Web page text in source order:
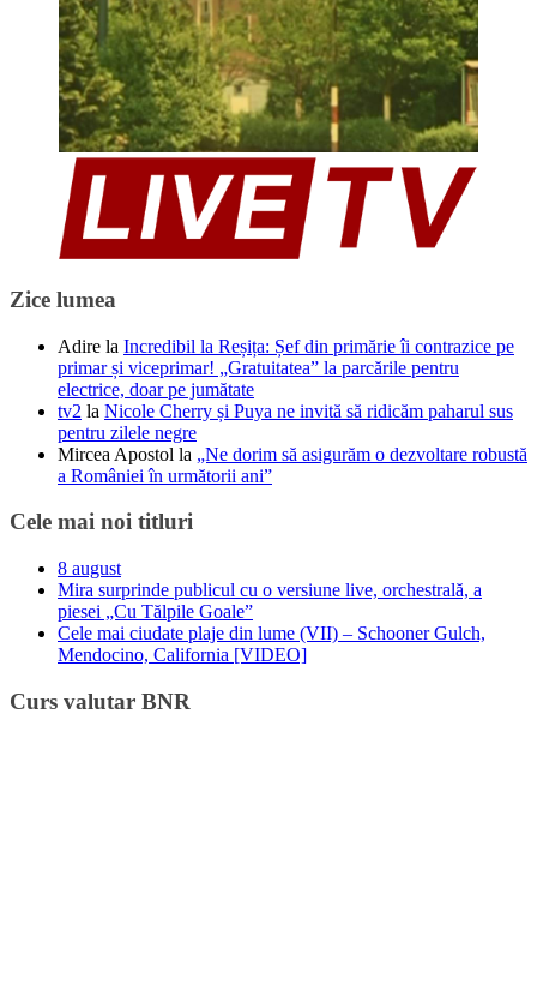
Zice lumea
Adire la Incredibil la Reșița: Șef din primărie îi contrazice pe
primar și viceprimar! „Gratuitatea” la parcările pentru
electrice, doar pe jumătate
tv2 la Nicole Cherry și Puya ne invită să ridicăm paharul sus
pentru zilele negre
Mircea Apostol la „Ne dorim să asigurăm o dezvoltare robustă
a României în următorii ani”
Cele mai noi titluri
8 august
Mira surprinde publicul cu o versiune live, orchestrală, a
piesei „Cu Tălpile Goale”
Cele mai ciudate plaje din lume (VII) – Schooner Gulch,
Mendocino, California [VIDEO]
Curs valutar BNR